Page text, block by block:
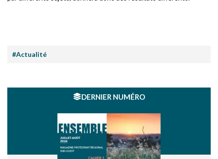
#Actualité
DERNIER NUMÉRO